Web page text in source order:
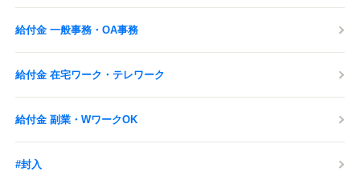
給付金 一般事務・OA事務
給付金 在宅ワーク・テレワーク
給付金 副業・WワークOK
#封入